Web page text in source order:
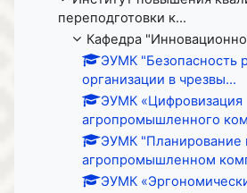
переподготовки к...
Кафедра
ЭУМК "Безопасность
организации в чрезвы...
ЭУМК «Цифровизация
агропромышленного
ЭУМК "Планирование
агропромышленном
ЭУМК